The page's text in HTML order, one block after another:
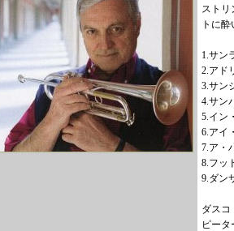
ストリ
トに酔
1.サン
2.アド
3.サン
4.サン
5.イン
6.アイ
7.ア・
8.フッ
9.ダン
ダスコ
ピータ